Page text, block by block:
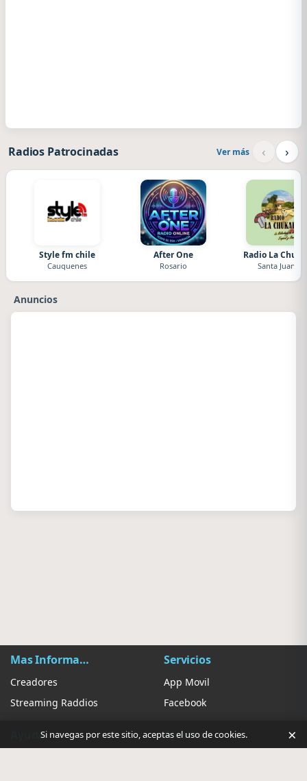
Radios Patrocinadas Ver más ‹ ›
Style fm chile
Cauquenes
After One
Rosario
Radio La
Santa Juana
Anuncios
Mas Información
Creadores
Streaming Raddios
Servicios
App Movil
Facebook
Ayuda Ajustes
Si navegas por este sitio, aceptas el uso de cookies. ×